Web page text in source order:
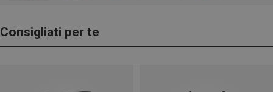
Consigliati per te